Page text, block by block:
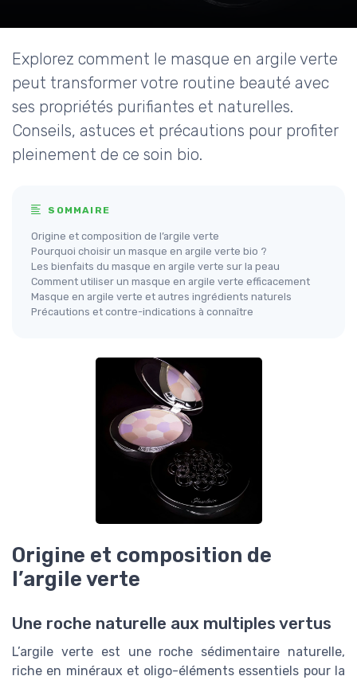
Explorez comment le masque en argile verte
peut transformer votre routine beauté avec
ses propriétés purifiantes et naturelles.
Conseils, astuces et précautions pour profiter
pleinement de ce soin bio.
SOMMAIRE
Origine et composition de l’argile verte
Pourquoi choisir un masque en argile verte bio ?
Les bienfaits du masque en argile verte sur la peau
Comment utiliser un masque en argile verte efficacement
Masque en argile verte et autres ingrédients naturels
Précautions et contre-indications à connaître
Origine et composition de
l’argile verte
Une roche naturelle aux multiples vertus
L’argile verte est une roche sédimentaire naturelle,
riche en minéraux et oligo-éléments essentiels pour la